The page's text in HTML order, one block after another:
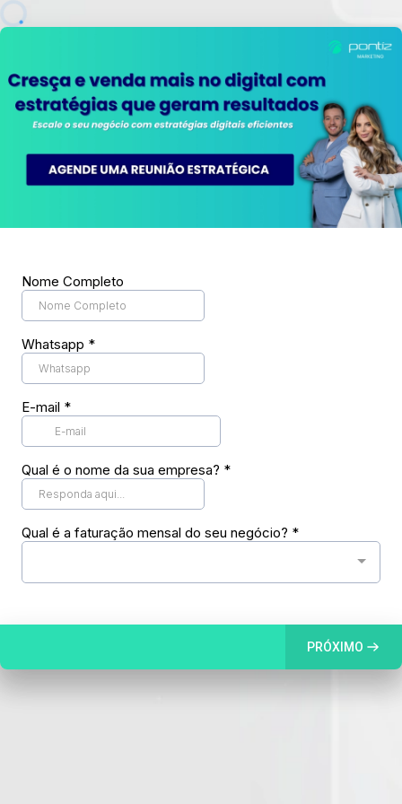
Nome Completo
Whatsapp *
E-mail *
Qual é o nome da sua empresa? *
Qual é a faturação mensal do seu negócio? *
PRÓXIMO